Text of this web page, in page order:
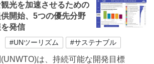
光を加速させるための
開始、5つの優先分野
発信
#UNツーリズム #サステナブル
は、持続可能な開発目標